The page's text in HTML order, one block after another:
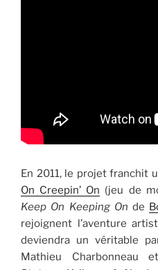
En 2011, le projet franchit
On Creepin’ On (jeu de
Keep On Keeping On de
rejoignent l’aventure
deviendra un véritable
Mathieu Charbonneau